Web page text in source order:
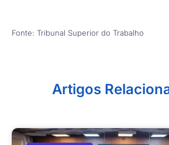
Fonte: Tribunal Superior do Trabalho
Artigos